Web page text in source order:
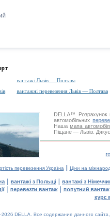
вантажі Львів — Полтава
вантажні перевезення Львів — Полтава
DELLA™
Розрахунок
автомобільних
Нашамапа
Піщане — Львів.
перевезення Україна | Ціни на
| вантажі з Польщі | вантажі з
| перевезти вантаж| попутний вантаж
курс
DELLA. Все содержание данного